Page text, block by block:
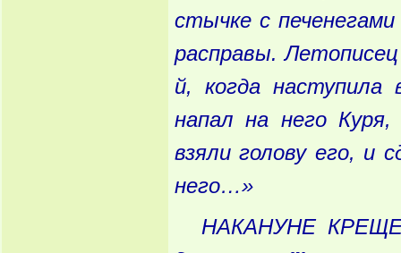
стычке с печенегами
расправы. Летописец
й, когда наступила
напал на негоКуря,
взяли головуего, и
него…»
НАКАНУНЕ